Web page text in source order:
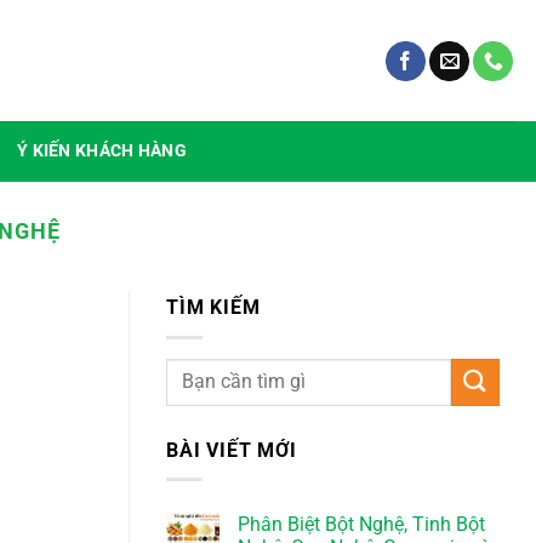
Ý KIẾN KHÁCH HÀNG
TÌM KIẾM
BÀI VIẾT MỚI
Phân Biệt Bột Nghệ, Tinh Bột